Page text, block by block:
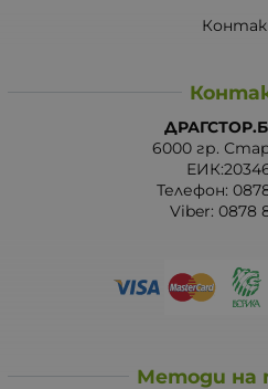
6000 гр.
Телефон:
Viber: 0878
Методи на